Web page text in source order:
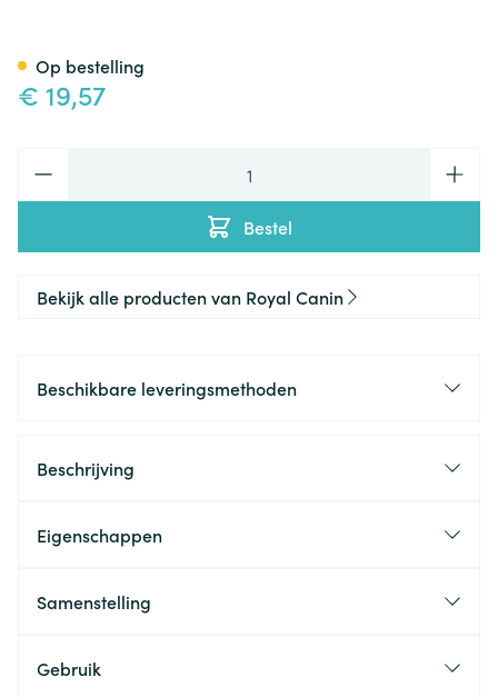
€ 19,57
Bestel
Op bestelling
Bekijk alle producten van Royal Canin
Beschikbare leveringsmethoden
Beschrijving
Eigenschappen
Samenstelling
Gebruik